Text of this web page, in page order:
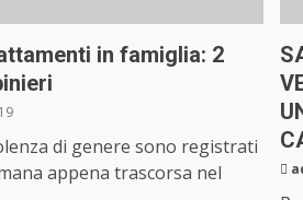
in famiglia: 2
di genere sono registrati
appena trascorsa nel